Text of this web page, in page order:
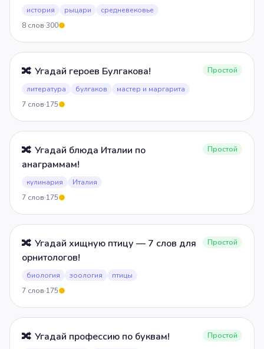
история
рыцари
средневековье
8 слов·300
🔀 Угадай героев Булгакова!
Простой
литература
булгаков
мастер и маргарита
7 слов·175
🔀 Угадай блюда Италии по
анаграммам!
Простой
кулинария
Италия
7 слов·175
🔀 Угадай хищную птицу — 7 слов для
орнитологов!
Простой
биология зоология
птицы
7 слов·175
🔀 Угадай профессию по буквам!
Простой